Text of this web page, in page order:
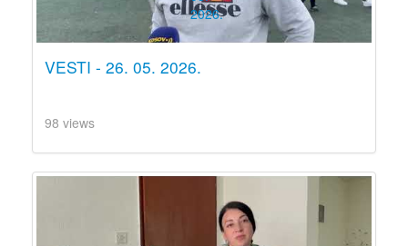
VESTI - 26. 05. 2026.
98 views